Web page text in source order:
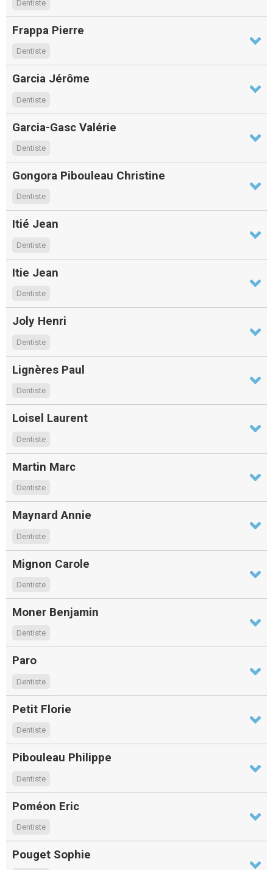
Dentiste
Frappa Pierre
Dentiste
Garcia Jérôme
Dentiste
Garcia-Gasc Valérie
Dentiste
Gongora Pibouleau Christine
Dentiste
Itié Jean
Dentiste
Itie Jean
Dentiste
Joly Henri
Dentiste
Lignères Paul
Dentiste
Loisel Laurent
Dentiste
Martin Marc
Dentiste
Maynard Annie
Dentiste
Mignon Carole
Dentiste
Moner Benjamin
Dentiste
Paro
Dentiste
Petit Florie
Dentiste
Pibouleau Philippe
Dentiste
Poméon Eric
Dentiste
Pouget Sophie